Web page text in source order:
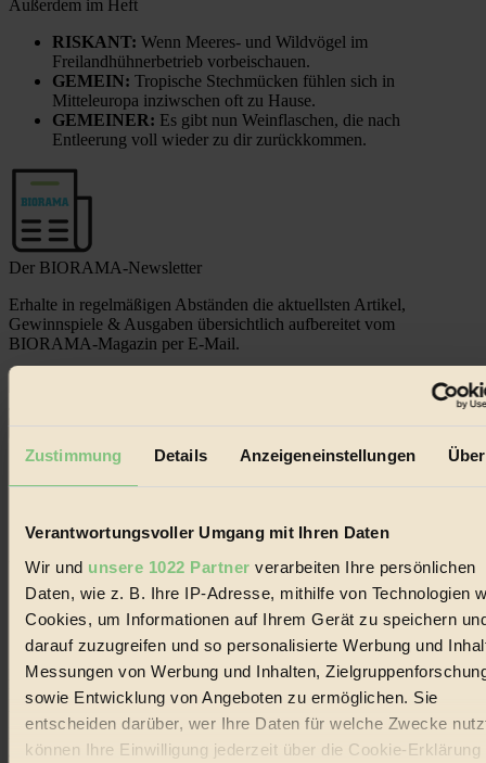
Zustimmung Details Anzeigeneinstellungen
Verantwortungsvoller Umgang mit Ihren Daten
Wir und unsere 1022 Partner verarbeiten Ihre persönlichen
Daten, wie z. B. Ihre IP-Adresse, mithilfe von Technologien
Cookies, um Informationen auf Ihrem Gerät zu speichern
darauf zuzugreifen und so personalisierte Werbung und
Messungen von Werbung und Inhalten,
sowie Entwicklung von Angeboten zu ermöglichen. Sie
entscheiden darüber, wer Ihre Daten für welche Zwecke
können Ihre Einwilligung jederzeit über die Cookie-Erklärung
Außerdem im Heft
RISKANT: Wenn Meeres- und Wildvögel im
Freilandhühnerbetrieb vorbeischauen.
GEMEIN: Tropische Stechmücken fühlen sich in
Mitteleuropa inziwschen oft zu Hause.
GEMEINER: Es gibt nun Weinflaschen, die nach
Entleerung voll wieder zu dir zurückkommen.
Der BIORAMA-Newsletter
Erhalte in regelmäßigen Abständen die aktuellsten Artikel,
Gewinnspiele & Ausgaben übersichtlich aufbereitet vom
BIORAMA-Magazin per E-Mail.
© 2026 Biorama GmbH
Impressum & Disclaimer
Datenschutz
Mediadaten
Biorama steht für einen nachhaltigen Lebensstil und bewussten
Lebenswandel. Es ist eine moderne Plattform für Ideen, Menschen
und Produkte, ein Leitfaden im schnell wachsenden Markt des
Handels mit Bioprodukten, des Fair-Trade sowie der Branche
alternativer Energien.